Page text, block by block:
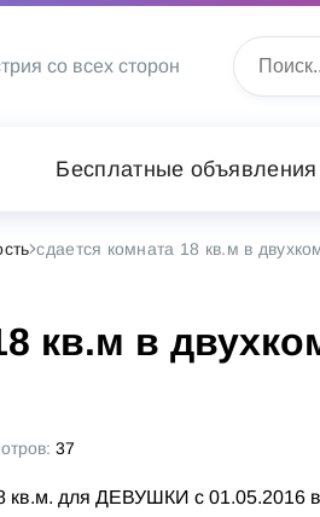
со всех сторон
Бесплатные объявления
сдается комната 18 кв.м в
кв.м в
37
кв.м. для ДЕВУШКИ с 01.05.2016